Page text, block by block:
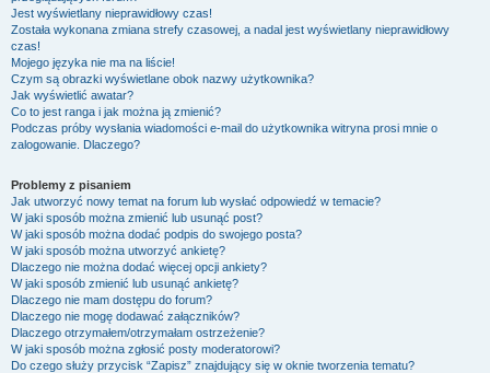
Jest wyświetlany nieprawidłowy czas!
Została wykonana zmiana strefy czasowej, a nadal jest wyświetlany nieprawidłowy
czas!
Mojego języka nie ma na liście!
Czym są obrazki wyświetlane obok nazwy użytkownika?
Jak wyświetlić awatar?
Co to jest ranga i jak można ją zmienić?
Podczas próby wysłania wiadomości e-mail do użytkownika witryna prosi mnie o
zalogowanie. Dlaczego?
Problemy z pisaniem
Jak utworzyć nowy temat na forum lub wysłać odpowiedź w temacie?
W jaki sposób można zmienić lub usunąć post?
W jaki sposób można dodać podpis do swojego posta?
W jaki sposób można utworzyć ankietę?
Dlaczego nie można dodać więcej opcji ankiety?
W jaki sposób zmienić lub usunąć ankietę?
Dlaczego nie mam dostępu do forum?
Dlaczego nie mogę dodawać załączników?
Dlaczego otrzymałem/otrzymałam ostrzeżenie?
W jaki sposób można zgłosić posty moderatorowi?
Do czego służy przycisk “Zapisz” znajdujący się w oknie tworzenia tematu?